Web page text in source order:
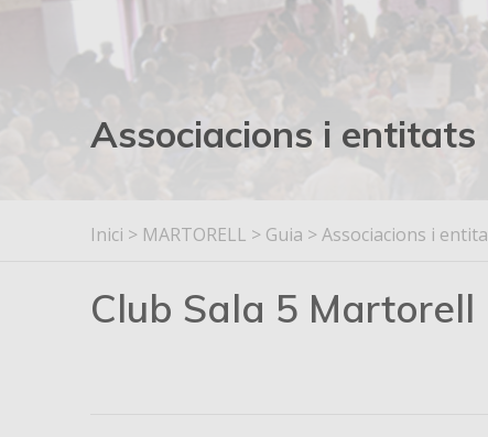
Associacions i entitats
Inici > MARTORELL > Guia > Associacions i
Club Sala 5 Martorell